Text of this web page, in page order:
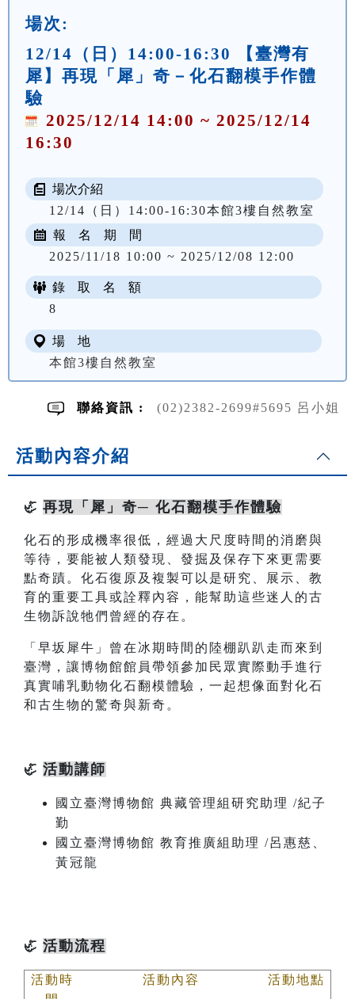
場次:
12/14（日）14:00-16:30 【臺灣有
犀】再現「犀」奇－化石翻模手作體
驗
2025/12/14 14:00 ~ 2025/12/14
16:30
場次介紹
12/14（日）14:00-16:30本館3樓自然教室
報 名 期 間
2025/11/18 10:00 ~ 2025/12/08 12:00
錄 取 名 額
8
場 地
本館3樓自然教室
聯絡資訊 : (02)2382-2699#5695 呂小姐
活動內容介紹
🦏 再現「犀」奇─ 化石翻模手作體驗
化石的形成機率很低，經過大尺度時間的消磨與
等待，要能被人類發現、發掘及保存下來更需要
點奇蹟。化石復原及複製可以是研究、展示、教
育的重要工具或詮釋內容，能幫助這些迷人的古
生物訴說牠們曾經的存在。
「早坂犀牛」曾在冰期時間的陸棚趴趴走而來到
臺灣，讓博物館館員帶領參加民眾實際動手進行
真實哺乳動物化石翻模體驗，一起想像面對化石
和古生物的驚奇與新奇。
🦏 活動講師
國立臺灣博物館 典藏管理組研究助理 /紀子
勤
國立臺灣博物館 教育推廣組助理 /呂惠慈、
黃冠龍
🦏 活動流程
活動時
活動內容 活動地點